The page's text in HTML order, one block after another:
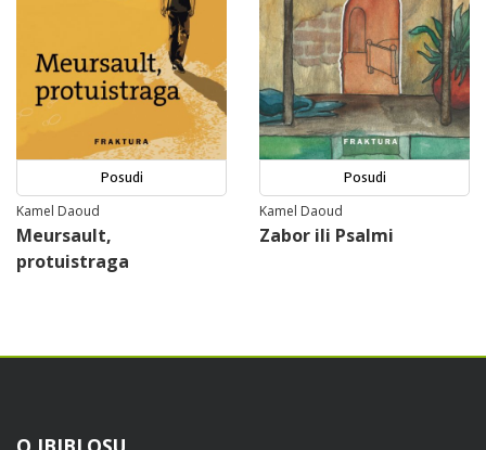
Posudi
Kamel Daoud
Meursault,
protuistraga
Posudi
Kamel Daoud
Zabor ili Psalmi